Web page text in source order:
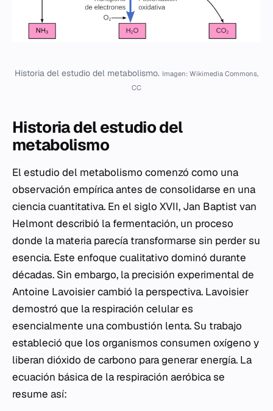
Historia del estudio del metabolismo. Imagen: Wikimedia Commons,
CC
Historia del estudio del
metabolismo
El estudio del metabolismo comenzó como una
observación empírica antes de consolidarse en una
ciencia cuantitativa. En el siglo XVII, Jan Baptist van
Helmont describió la fermentación, un proceso
donde la materia parecía transformarse sin perder su
esencia. Este enfoque cualitativo dominó durante
décadas. Sin embargo, la precisión experimental de
Antoine Lavoisier cambió la perspectiva. Lavoisier
demostró que la respiración celular es
esencialmente una combustión lenta. Su trabajo
estableció que los organismos consumen oxígeno y
liberan dióxido de carbono para generar energía. La
ecuación básica de la respiración aeróbica se
resume así: